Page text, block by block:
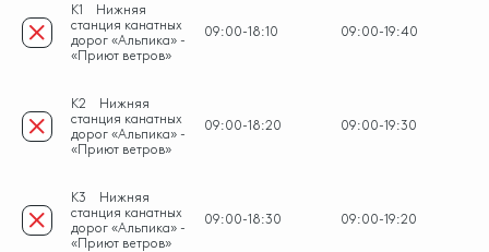
K1
Нижняя
станция канатных
дорог «Альпика» -
«Приют ветров»
09:00-18:10 09:00-19:40
K2
Нижняя
станция канатных
дорог «Альпика» -
«Приют ветров»
09:00-18:20 09:00-19:30
K3
Нижняя
станция канатных
дорог «Альпика» -
«Приют ветров»
09:00-18:30 09:00-19:20